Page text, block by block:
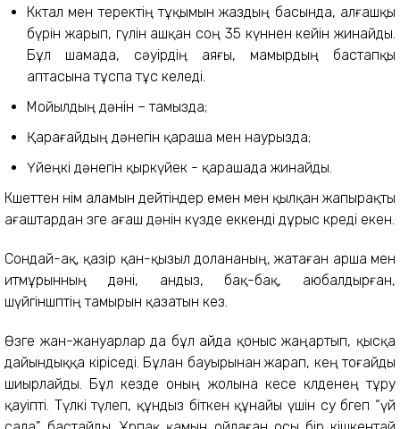
Көктал мен теректің тұқымын жаздың басында, алғашқы
бүрін жарып, гүлін ашқан соң 35 күннен кейін жинайды.
Бұл шамада, сәуірдің аяғы, мамырдың бастапқы
аптасына тұспа тұс келеді.
Мойылдың дәнін – тамызда;
Қарағайдың дәнегін қараша мен наурызда;
Үйеңкі дәнегін қыркүйек - қарашада жинайды.
Көшеттен өнім аламын дейтіндер емен мен қылқан жапырақты
ағаштардан өзге ағаш дәнін күзде еккенді дұрыс көреді екен.
Сондай-ақ, қазір қан-қызыл долананың, жатаған арша мен
итмұрынның дәні, андыз, бақ-бақ, аюбалдырған,
шүйгіншөптің тамырын қазатын кез.
Өзге жан-жануарлар да бұл айда қоныс жаңартып, қысқа
дайындыққа кіріседі. Бұлан бауырынан жарап, кең тоғайды
шиырлайды. Бұл кезде оның жолына кесе көлденең тұру
қауіпті. Түлкі түлеп, құндыз біткен құнайы үшін су бөгеп “үй